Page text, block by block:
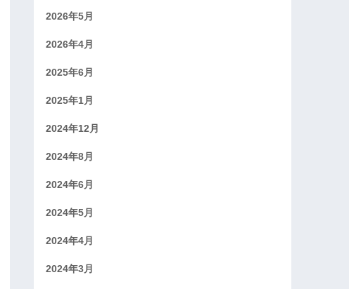
2026年5月
2026年4月
2025年6月
2025年1月
2024年12月
2024年8月
2024年6月
2024年5月
2024年4月
2024年3月